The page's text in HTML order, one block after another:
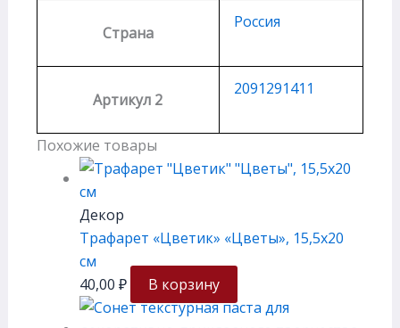
Страна
Россия
Артикул 2
2091291411
Похожие товары
Декор
Трафарет «Цветик» «Цветы», 15,5х20
см
40,00 ₽ В корзину